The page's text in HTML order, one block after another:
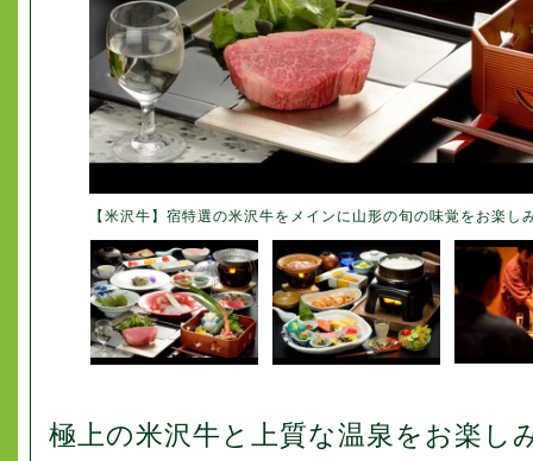
【米沢牛】宿特選の米沢牛をメインに山形の旬の味覚をお楽し
極上の米沢牛と上質な温泉をお楽し